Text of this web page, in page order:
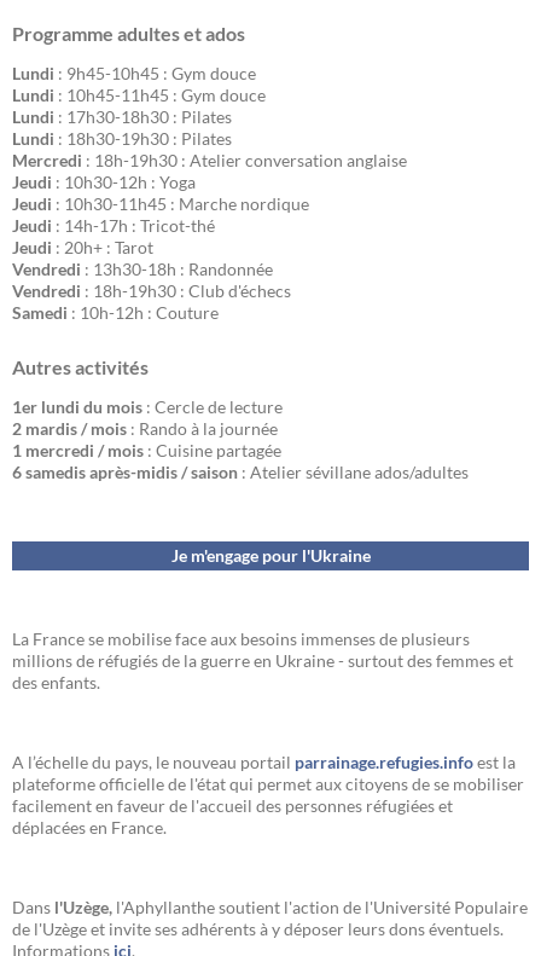
Programme adultes et ados
Lundi : 9h45-10h45 : Gym douce
Lundi : 10h45-11h45 : Gym douce
Lundi : 17h30-18h30 : Pilates
Lundi : 18h30-19h30 : Pilates
Mercredi : 18h-19h30 : Atelier conversation anglaise
Jeudi : 10h30-12h : Yoga
Jeudi : 10h30-11h45 : Marche nordique
Jeudi : 14h-17h : Tricot-thé
Jeudi : 20h+ : Tarot
Vendredi : 13h30-18h : Randonnée
Vendredi : 18h-19h30 : Club d'échecs
Samedi : 10h-12h : Couture
Autres activités
1er lundi du mois : Cercle de lecture
2 mardis / mois : Rando à la journée
1 mercredi / mois : Cuisine partagée
6 samedis après-midis / saison : Atelier sévillane ados/adultes
Je m'engage pour l'Ukraine
La France se mobilise face aux besoins immenses de plusieurs
millions de réfugiés de la guerre en Ukraine - surtout des femmes et
des enfants.
A l’échelle du pays, le nouveau portail parrainage.refugies.infoest la
plateforme officielle de l'état qui permet aux citoyens de se mobiliser
facilement en faveur de l'accueil des personnes réfugiées et
déplacées en France.
Dans l'Uzège, l'Aphyllanthe soutient l'action de l'Université Populaire
de l'Uzège et invite ses adhérents à y déposer leurs dons éventuels.
Informations ici.